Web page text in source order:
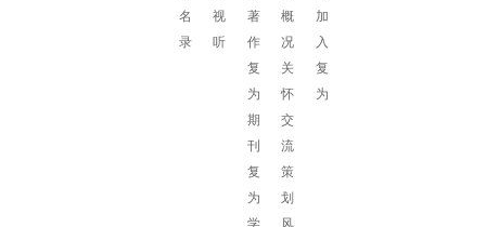
名
录
视
听
著
作
复
为
期
刊
复
为
学
概
况
关
怀
交
流
策
划
风
加
入
复
为